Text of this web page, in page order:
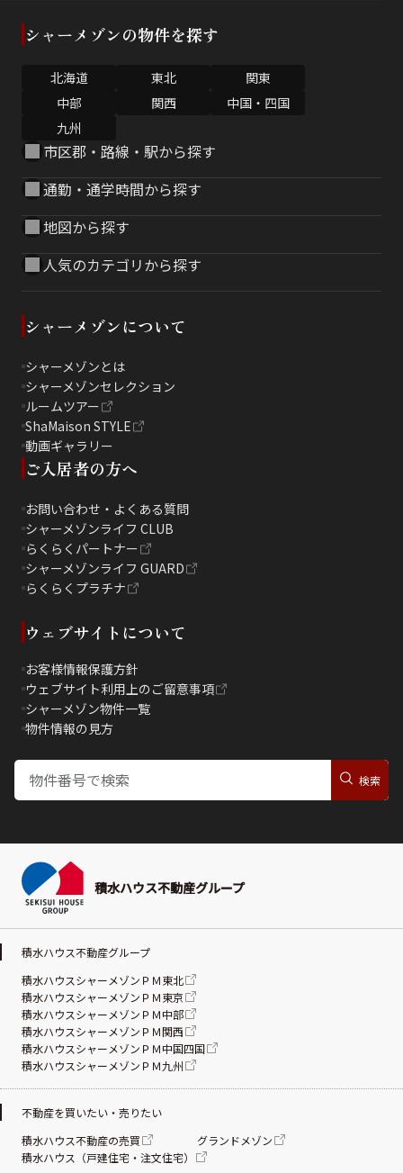
シャーメゾンの物件を探す
北海道 東北
関東
中部
関西
中国・四国
九州
市区郡・路線・駅から探す
通勤・通学時間から探す
地図から探す
人気のカテゴリから探す
シャーメゾンについて
シャーメゾンとは
シャーメゾンセレクション
ルームツアー
ShaMaison STYLE
動画ギャラリー
ご入居者の方へ
お問い合わせ・よくある質問
シャーメゾンライフ CLUB
らくらくパートナー
シャーメゾンライフ GUARD
らくらくプラチナ
ウェブサイトについて
お客様情報保護方針
ウェブサイト利用上のご留意事項
シャーメゾン物件一覧
物件情報の見方
積水ハウス不動産グループ
積水ハウス不動産グループ
積水ハウスシャーメゾンＰＭ東北
積水ハウスシャーメゾンＰＭ東京
積水ハウスシャーメゾンＰＭ中部
積水ハウスシャーメゾンＰＭ関西
積水ハウスシャーメゾンＰＭ中国四国
積水ハウスシャーメゾンＰＭ九州
不動産を買いたい・売りたい
積水ハウス不動産の売買
グランドメゾン
積水ハウス（戸建住宅・注文住宅）